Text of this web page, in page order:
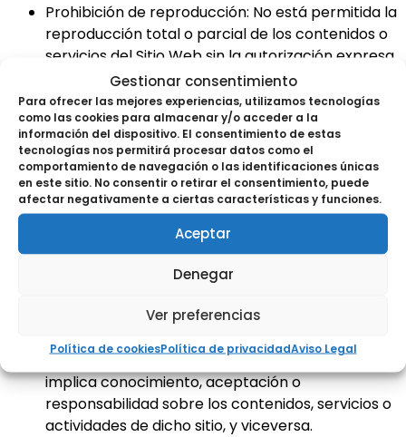
Gestionar consentimiento
Para ofrecer las mejores experiencias, utilizamos tecnologías
como las cookies para almacenar y/o acceder a la
información del dispositivo. El consentimiento de estas
tecnologías nos permitirá procesar datos como el
comportamiento de navegación o las identificaciones únicas
en este sitio. No consentir o retirar el consentimiento, puede
afectar negativamente a ciertas características y funciones.
Aceptar
Denegar
Ver preferencias
Política de cookiesPolítica de privacidadAviso Legal
Prohibición de reproducción: No está permitida la
reproducción total o parcial de los contenidos o
servicios del Sitio Web sin la autorización expresa
del Titular.
Prohibición de manifestaciones falsas: No se
permite difundir información falsa, inexacta o
incorrecta sobre el Sitio Web, sus contenidos o
servicios.
Propiedad intelectual: Salvo el establecimiento
del hipervínculo, el sitio web desde el que se
realice el enlace no podrá reproducir, distribuir,
modificar o explotar ningún contenido protegido
por propiedad intelectual del Titular sin su
No creación de relaciones: La existencia del
hipervínculo no genera relación alguna entre el
Titular y el propietario del sitio web de origen, ni
implica conocimiento, aceptación o
responsabilidad sobre los contenidos, servicios o
actividades de dicho sitio, y viceversa.